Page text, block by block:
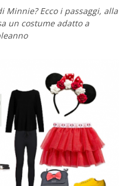
Minnie? Ecco i passaggi, alla
un costume adatto a